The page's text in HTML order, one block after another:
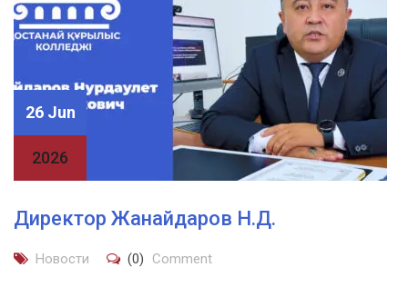
26 Jun
2026
Директор Жанайдаров Н.Д.
Новости (0) Comment